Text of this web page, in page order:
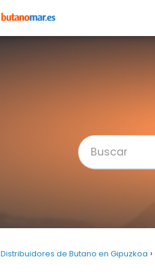
Distribuidores de Butano en Gipuzkoa